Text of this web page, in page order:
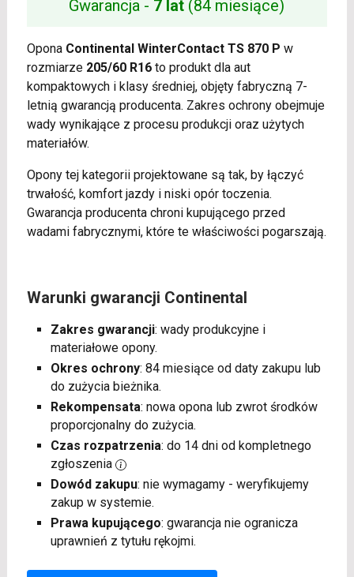
Gwarancja - 7 lat (84 miesiące)
Opona Continental WinterContact TS 870 P w
rozmiarze 205/60 R16to produkt dla aut
kompaktowych i klasy średniej, objęty fabryczną 7-
letnią gwarancją producenta. Zakres ochrony obejmuje
wady wynikające z procesu produkcji oraz użytych
materiałów.
Opony tej kategorii projektowane są tak, by łączyć
trwałość, komfort jazdy i niski opór toczenia.
Gwarancja producenta chroni kupującego przed
wadami fabrycznymi, które te właściwości pogarszają.
Warunki gwarancji Continental
Zakres gwarancji: wady produkcyjne i
materiałowe opony.
Okres ochrony: 84 miesiące od daty zakupu lub
do zużycia bieżnika.
Rekompensata: nowa opona lub zwrot środków
proporcjonalny do zużycia.
Czas rozpatrzenia: do 14 dni od kompletnego
zgłoszenia
Dowód zakupu: nie wymagamy - weryfikujemy
zakup w systemie.
Prawa kupującego: gwarancja nie ogranicza
uprawnień z tytułu rękojmi.